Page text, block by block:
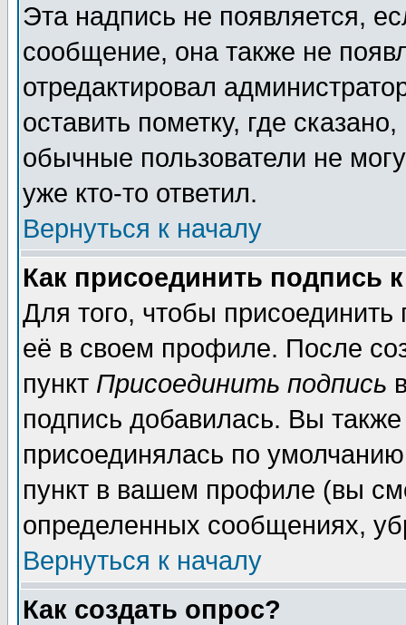
Эта надпись не появляется,
сообщение, она также не
отредактировал
оставить пометку, где
обычные пользователи не
уже кто-то ответил.
Вернуться к началу
Как присоединить подпись
Для того, чтобы
её в своем профиле. После
пункт Присоединить подпись
подпись добавилась. Вы
присоединялась по
пункт в вашем профиле (вы
определенных сообщениях,
Вернуться к началу
Как создать опрос?